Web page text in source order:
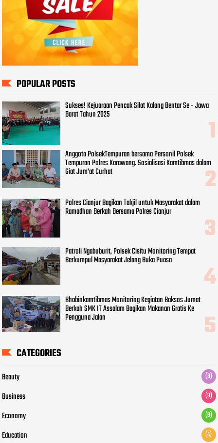
POPULAR POSTS
Sukses! Kejuaraan Pencak Silat Kalang Bentar Se - Jawa
Barat Tahun 2025
Anggota PolsekTempuran bersama Personil Polsek
Tempuran Polres Karawang. Sosialisasi Kamtibmas dalam
Giat Jum'at Curhat
Polres Cianjur Bagikan Takjil untuk Masyarakat dalam
Ramadhan Berkah Bersama Polres Cianjur
Patroli Ngabuburit, Polsek Cisitu Monitoring Tempat
Berkumpul Masyarakat Jelang Buka Puasa
Bhabinkamtibmas Monitoring Kegiatan Baksos Jumat
Berkah SMK IT Assalam Bagikan Makanan Gratis Ke
Pengguna Jalan
CATEGORIES
Beauty (8)
Business (9)
Economy (9)
Education (4)